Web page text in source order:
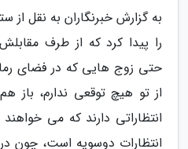
به گزارش خبرنگاران به نقل
را پیدا کرد که از طرف
حتی زوج هایی که در فضای
از تو هیچ توقعی ندارم،
انتظاراتی دارند که می
انتظارات دوسویه است، چون